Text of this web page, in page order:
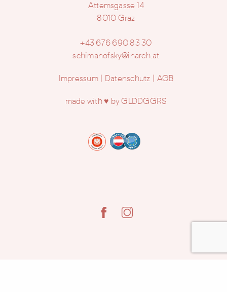
Attemsgasse 14
8010 Graz
+43 676 690 83 30
schimanofsky@inarch.at
Impressum Datenschutz AGB
made with ♥ by GLDDGGRS